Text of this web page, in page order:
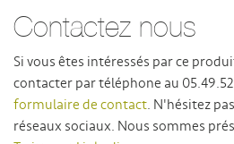
Contactez nous
Si vous êtes intéressés par ce
contacter par téléphone au
formulaire de contact. N'hésitez
réseaux sociaux. Nous sommes